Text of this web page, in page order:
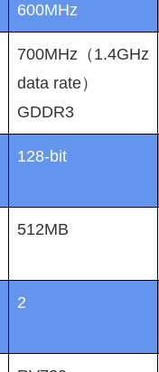
600MHz
700MHz（1.4GHz
data rate）
GDDR3
128-bit
512MB
2